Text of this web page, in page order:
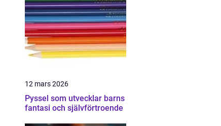
12 mars 2026
Pyssel som utvecklar barns
fantasi och självförtroende